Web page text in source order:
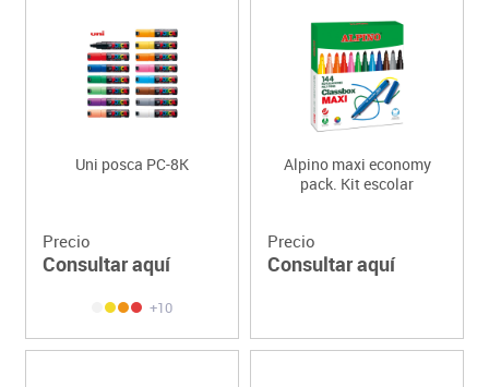
Uni posca PC-8K
Precio
Consultar aquí
+10
Alpino maxi economy
pack. Kit escolar
Precio
Consultar aquí